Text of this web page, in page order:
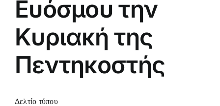
Ευόσμου την
Κυριακή της
Πεντηκοστής
Δελτίο τύπου